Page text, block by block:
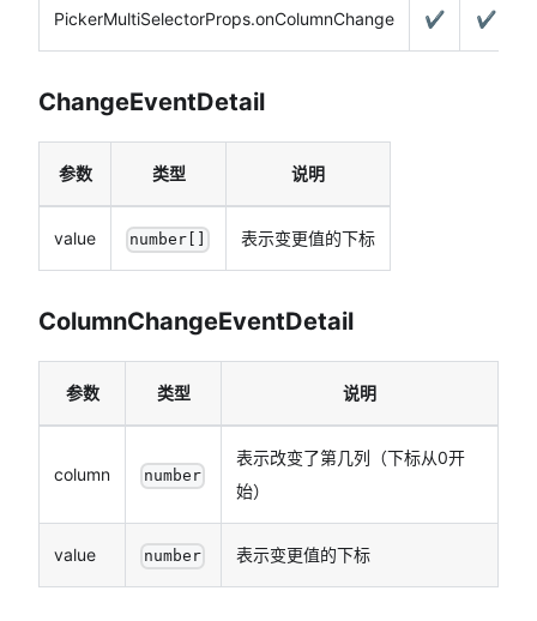
PickerMultiSelectorProps.onColumnChange ✔️ ✔️
ChangeEventDetail
参数 类型 说明
value number[] 表示变更值的下标
ColumnChangeEventDetail
参数 类型 说明
column number
表示改变了第几列（下标从0开
始）
value number 表示变更值的下标